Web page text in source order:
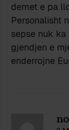
demet e pa
Personalisht
sepse nuk
gjendjen e
enderrojne